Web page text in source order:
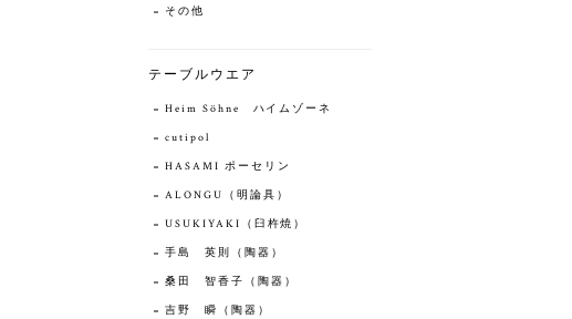
その他
テーブルウエア
Heim Söhne ハイムゾーネ
cutipol
HASAMI ポーセリン
ALONGU（明論具）
USUKIYAKI（臼杵焼）
手島 英則（陶器）
桑田 智香子（陶器）
吉野 瞬（陶器）